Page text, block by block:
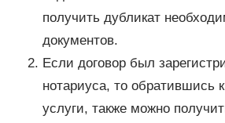
получить дубликат
документов.
Если договор был
нотариуса, то обратившись
услуги, также можно